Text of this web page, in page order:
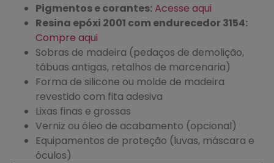
Pigmentos e corantes:Acesse aqui
Resina epóxi 2001 com endurecedor 3154:
Compre aqui
Sobras de madeira (pedaços de demolição,
tábuas antigas, retalhos de marcenaria)
Forma de silicone ou molde de madeira
revestido com fita adesiva
Lixas finas e grossas
Verniz ou óleo de acabamento (opcional)
Equipamentos de proteção (luvas, máscara e
óculos)